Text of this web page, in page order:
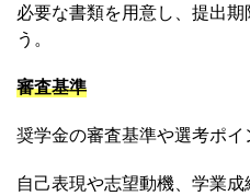
必要な書類を用意し、提出
う。
審査基準
奨学金の審査基準や選考ポイ
自己表現や志望動機、学業